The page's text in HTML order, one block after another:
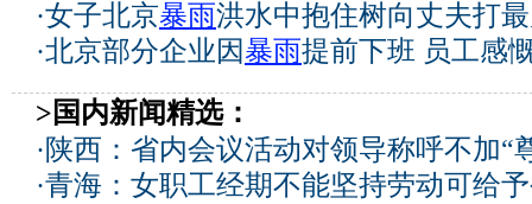
·女子北京暴雨洪水中抱住树向丈夫打
·北京部分企业因暴雨提前下班 员工感
>国内新闻精选：
· 陕西：省内会议活动对领导称呼不加“
·青海：女职工经期不能坚持劳动可给